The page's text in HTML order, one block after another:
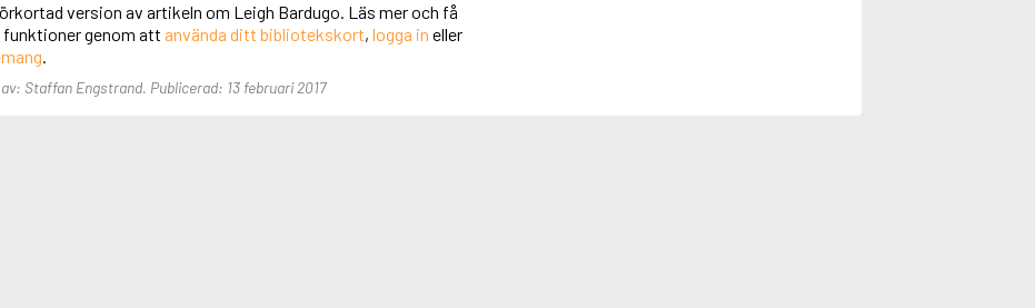
version av artikeln om Leigh Bardugo. Läs mer och få
funktioner genom att använda ditt bibliotekskort, logga in eller
.
Staffan Engstrand. Publicerad: 13 februari 2017